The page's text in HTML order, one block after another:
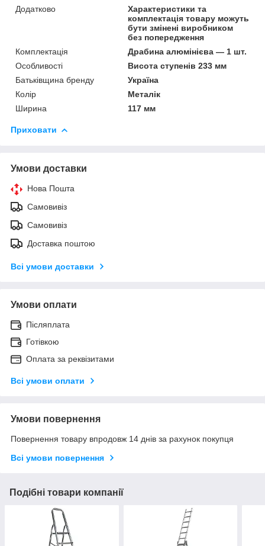
Додатково
Характеристики та
комплектація товару можуть
бути змінені виробником
без попередження
Комплектація
Драбина алюмінієва — 1 шт.
Особливості
Висота ступенів 233 мм
Батьківщина бренду
Україна
Колір
Металік
Ширина
117 мм
Приховати
Умови доставки
Нова Пошта
Самовивіз
Самовивіз
Доставка поштою
Всі умови доставки
Умови оплати
Післяплата
Готівкою
Оплата за реквізитами
Всі умови оплати
Умови повернення
Повернення товару впродовж 14 днів за рахунок покупця
Всі умови повернення
Подібні товари компанії